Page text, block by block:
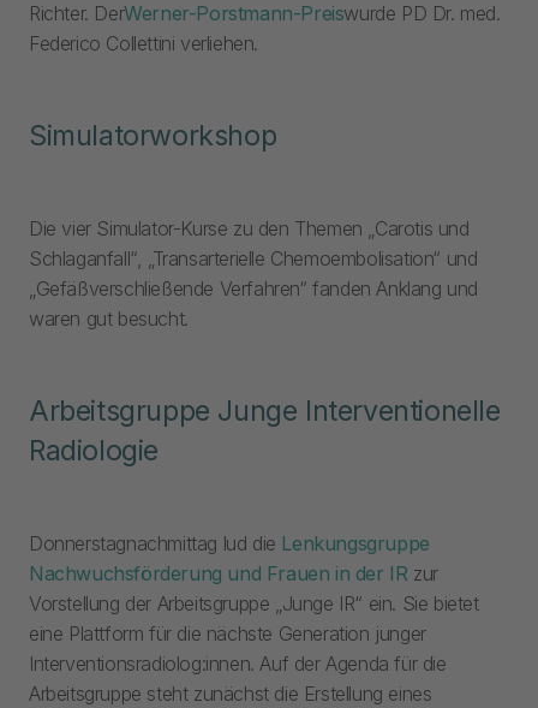
Richter. DerWerner-Porstmann-Preiswurde PD Dr. med.
Federico Collettini verliehen.
Simulatorworkshop
Die vier Simulator-Kurse zu den Themen „Carotis und
Schlaganfall“, „Transarterielle Chemoembolisation“ und
„Gefäßverschließende Verfahren“ fanden Anklang und
waren gut besucht.
Arbeitsgruppe Junge Interventionelle
Radiologie
Donnerstagnachmittag lud die Lenkungsgruppe
Nachwuchsförderung und Frauen in der IR zur
Vorstellung der Arbeitsgruppe „Junge IR“ ein. Sie bietet
eine Plattform für die nächste Generation junger
Interventionsradiolog:innen. Auf der Agenda für die
Arbeitsgruppe steht zunächst die Erstellung eines